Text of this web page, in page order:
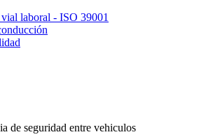
laboral - ISO 39001
de seguridad entre vehiculos